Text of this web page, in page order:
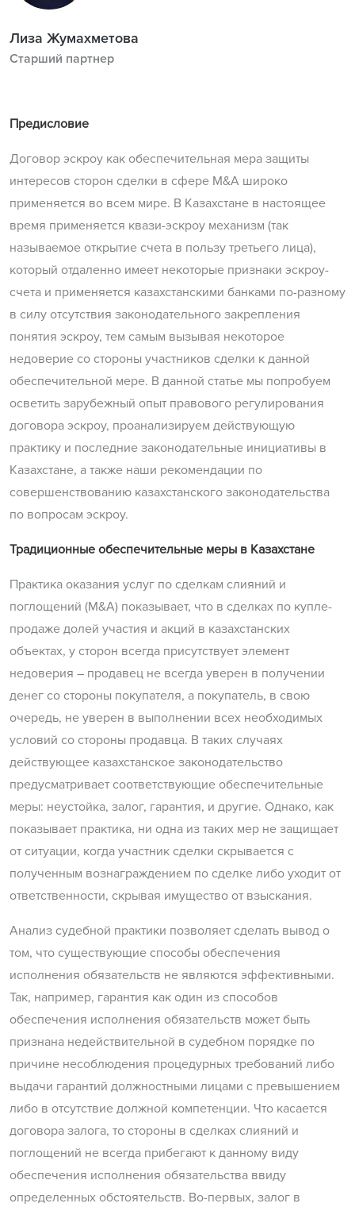
Лиза Жумахметова
Старший партнер
Предисловие
Договор эскроу как обеспечительная мера защиты
интересов сторон сделки в сфере M&A широко
применяется во всем мире. В Казахстане в настоящее
время применяется квази-эскроу механизм (так
называемое открытие счета в пользу третьего лица),
который отдаленно имеет некоторые признаки эскроу-
счета и применяется казахстанскими банками по-разному
в силу отсутствия законодательного закрепления
понятия эскроу, тем самым вызывая некоторое
недоверие со стороны участников сделки к данной
обеспечительной мере. В данной статье мы попробуем
осветить зарубежный опыт правового регулирования
договора эскроу, проанализируем действующую
практику и последние законодательные инициативы в
Казахстане, а также наши рекомендации по
совершенствованию казахстанского законодательства
по вопросам эскроу.
Традиционные обеспечительные меры в Казахстане
Практика оказания услуг по сделкам слияний и
поглощений (M&A) показывает, что в сделках по купле-
продаже долей участия и акций в казахстанских
объектах, у сторон всегда присутствует элемент
недоверия – продавец не всегда уверен в получении
денег со стороны покупателя, а покупатель, в свою
очередь, не уверен в выполнении всех необходимых
условий со стороны продавца. В таких случаях
действующее казахстанское законодательство
предусматривает соответствующие обеспечительные
меры: неустойка, залог, гарантия, и другие. Однако, как
показывает практика, ни одна из таких мер не защищает
от ситуации, когда участник сделки скрывается с
полученным вознаграждением по сделке либо уходит от
ответственности, скрывая имущество от взыскания.
Анализ судебной практики позволяет сделать вывод о
том, что существующие способы обеспечения
исполнения обязательств не являются эффективными.
Так, например, гарантия как один из способов
обеспечения исполнения обязательств может быть
признана недействительной в судебном порядке по
причине несоблюдения процедурных требований либо
выдачи гарантий должностными лицами с превышением
либо в отсутствие должной компетенции. Что касается
договора залога, то стороны в сделках слияний и
поглощений не всегда прибегают к данному виду
обеспечения исполнения обязательства ввиду
определенных обстоятельств. Во-первых, залог в